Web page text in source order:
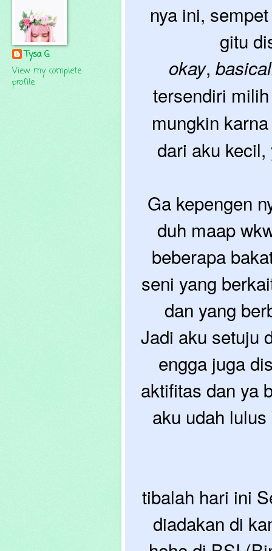
nya ini,
gitu
okay,
tersendiri
mungkin
dari aku
Ga kepengen
duh maap
beberapa
seni yang
dan yang
Jadi aku setuju
engga juga
aktifitas dan ya
aku udah
tibalah hari ini
diadakan di
Tysa G
View my complete
profile